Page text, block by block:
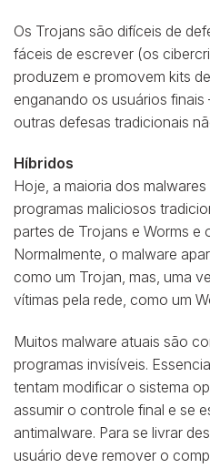
Os Trojans são difíceis de
fáceis de escrever (os
produzem e promovem kits
enganando os usuários finais
outras defesas tradicionais
Híbridos
Hoje, a maioria dos
programas maliciosos
partes de Trojans e Worms e
Normalmente, o malware
como um Trojan, mas, uma
vítimas pela rede, como um
Muitos malware atuais são
programas invisíveis.
tentam modificar o sistema
assumir o controle final e se
antimalware. Para se livrar
usuário deve remover o